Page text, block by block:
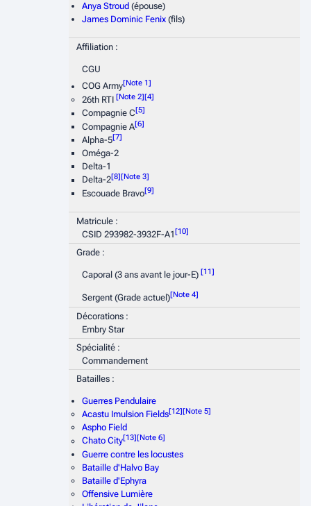
Anya Stroud(épouse)
James Dominic Fenix(fils)
Affiliation :
CGU
COG Army[Note 1]
26th RTI [Note 2][4]
Compagnie C [5]
Compagnie A[6]
Alpha-5[7]
Oméga-2
Delta-1
Delta-2[8] [Note 3]
Escouade Bravo[9]
Matricule :
CSID 293982-3932F-A1[10]
Grade :
Caporal (3 ans avant le jour-E) [11]
Sergent (Grade actuel)[Note 4]
Décorations :
Embry Star
Spécialité :
Commandement
Batailles :
Guerres Pendulaire
Acastu Imulsion Fields[12][Note 5]
Aspho Field
Chato City[13] [Note 6]
Guerre contre les locustes
Bataille d'Halvo Bay
Bataille d'Ephyra
Offensive Lumière